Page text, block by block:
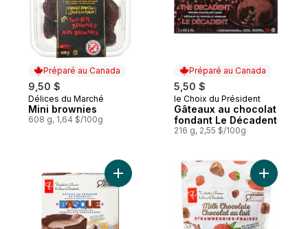
Préparé au Canada
9,50 $
Préparé au Canada
Délices du Marché
Mini brownies
608 g, 1,64 $/100g
Préparé au Canada
5,50 $
Préparé au Canada
le Choix du Président
Gâteaux au chocolat
fondant Le Décadent
216 g, 2,55 $/100g
Ajouter Gâteau au fromage basque au
Ajouter